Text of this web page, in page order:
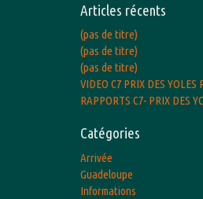
Articles récents
(pas de titre)
(pas de titre)
(pas de titre)
VIDEO C7 PRIX DES YOLES
RAPPORTS C7- PRIX DES
Catégories
Arrivée
Guadeloupe
Informations